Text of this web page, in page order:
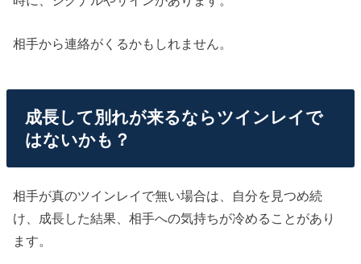
相手から連絡がくるかもしれません。
成長して別れが来るならツインレイで
はないかも？
相手が真のツインレイで無い場合は、自分を見つめ続
け、成長した結果、相手への気持ちが冷めることがあり
ます。